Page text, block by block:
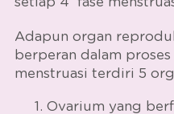
Adapun organ
berperan dalam
menstruasi terdiri 5
Ovarium yang